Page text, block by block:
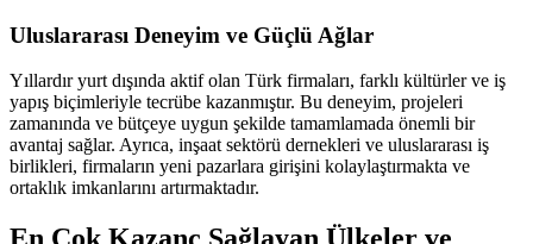
Uluslararası Deneyim ve Güçlü Ağlar
Yıllardır yurt dışında aktif olan Türk firmaları, farklı kültürler ve iş
yapış biçimleriyle tecrübe kazanmıştır. Bu deneyim, projeleri
zamanında ve bütçeye uygun şekilde tamamlamada önemli bir
avantaj sağlar. Ayrıca, inşaat sektörü dernekleri ve uluslararası iş
birlikleri, firmaların yeni pazarlara girişini kolaylaştırmakta ve
ortaklık imkanlarını artırmaktadır.